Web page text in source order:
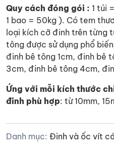
Quy cách đóng gói : 1 túi
1 bao = 50kg ). Có tem
loại kích cỡ đinh trên từng
tông được sử dụng phổ
đinh bê tông 1cm, đinh bê
3cm, đinh bê tông 4cm,
Ứng với mỗi kích thước
đinh phù hợp: từ 10mm,
Danh mục: Đinh và ốc vít